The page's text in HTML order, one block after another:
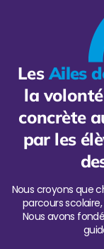
LesAiles
la
concrète
par les
Nous croyons que
parcours
Nous avons